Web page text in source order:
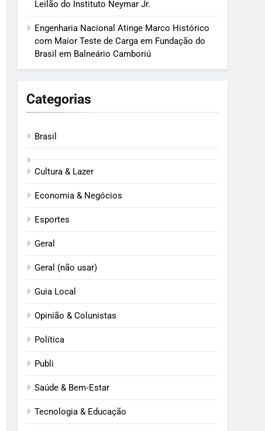
Leilão do Instituto Neymar Jr.
Engenharia Nacional Atinge Marco Histórico
com Maior Teste de Carga em Fundação do
Brasil em Balneário Camboriú
Categorias
Brasil
Cultura & Lazer
Economia & Negócios
Esportes
Geral
Geral (não usar)
Guia Local
Opinião & Colunistas
Política
Publi
Saúde & Bem‑Estar
Tecnologia & Educação